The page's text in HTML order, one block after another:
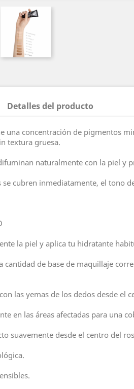
Detalles del producto
una concentración de pigmentos
textura gruesa.
naturalmente con la piel y
se cubren inmediatamente, el tono
la piel y aplica tu hidratante
cantidad de base de maquillaje
las yemas de los dedos desde
en las áreas afectadas para una
suavemente desde el centro del